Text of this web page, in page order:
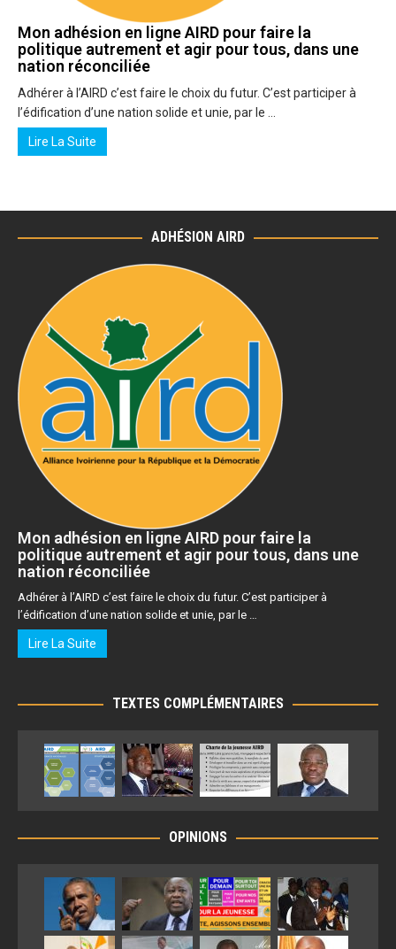
Mon adhésion en ligne AIRD pour faire la
politique autrement et agir pour tous, dans une
nation réconciliée
Adhérer à l’AIRD c’est faire le choix du futur. C’est participer à
l’édification d’une nation solide et unie, par le …
Lire La Suite
ADHÉSION AIRD
Mon adhésion en ligne AIRD pour faire la
politique autrement et agir pour tous, dans une
nation réconciliée
Adhérer à l’AIRD c’est faire le choix du futur. C’est participer à
l’édification d’une nation solide et unie, par le …
Lire La Suite
TEXTES COMPLÉMENTAIRES
OPINIONS